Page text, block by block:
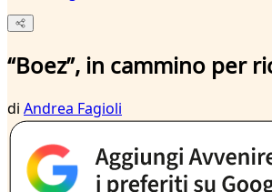
“Boez”, in cammino per
di Andrea Fagioli